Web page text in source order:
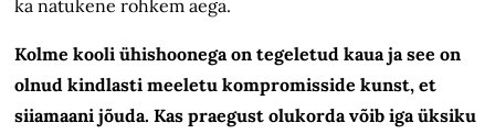
ka natukene rohkem aega.
Kolme kooli ühishoonega on tegeletud kaua ja see on
olnud kindlasti meeletu kompromisside kunst, et
siiamaani jõuda. Kas praegust olukorda võib iga üksiku